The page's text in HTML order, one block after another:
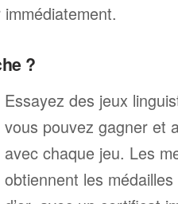
?
Essayez des jeux
vous pouvez gagner et
avec chaque jeu. Les
obtiennent les